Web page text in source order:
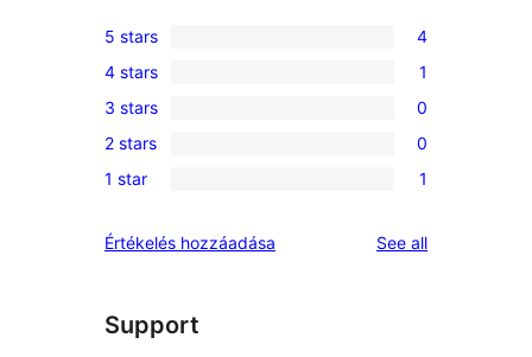
4
5-
star
reviews
5 stars 4
1
4-
star
review
4 stars 1
0
3-
star
3 stars 0
0
2-
reviews
2 stars 0
1
star
1 star 1
Értékelés hozzáadása See allreviews
Support